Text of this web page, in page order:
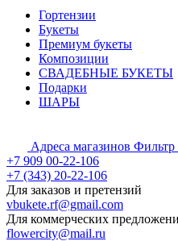
Гортензии
Букеты
Премиум букеты
Композиции
СВАДЕБНЫЕ БУКЕТЫ
Подарки
ШАРЫ
Адреса магазинов Фильтр
+7 909 00-22-106
+7 (343) 20-22-106
Для заказов и претензий
vbukete.rf@gmail.com
Для коммерческих
flowercity@mail.ru